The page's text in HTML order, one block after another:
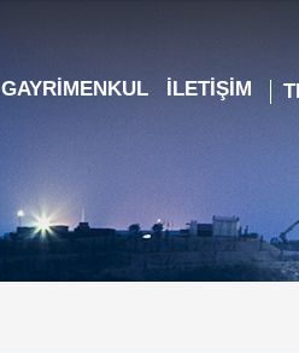
GAYRIMENKUL İLETIŞIM